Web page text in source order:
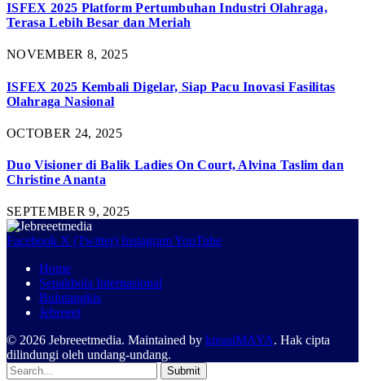
ISFEX 2025 Platform Pertumbuhan Industri Olahraga,
Terasa Lebih Besar dan Meriah
NOVEMBER 8, 2025
ISFEX 2025 Kembali Digelar, Siap Pacu Inovasi Fasilitas
Olahraga Nasional
OCTOBER 24, 2025
Duo Visioner di Balik Ladies On Court, Alvina Taslim dan
Christine Ananta
SEPTEMBER 9, 2025
Facebook X (Twitter) InstagramYouTube
Home
Sepakbola Internasional
Bulutangkis
Jebreeet
© 2026 Jebreeetmedia. Maintained by kreasiMAYA. Hak cipta
dilindungi oleh undang-undang.
Submit